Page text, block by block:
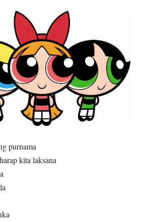
purnama
kita laksana